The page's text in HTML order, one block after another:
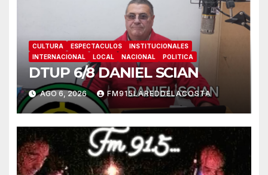
CULTURA ESPECTACULOS
INSTITUCIONALES
INTERNACIONAL
LOCAL NACIONAL POLITICA
DTUP 6/8 DANIEL SCIAN
AGO 6, 2026 FM915LAREDDELACOSTA